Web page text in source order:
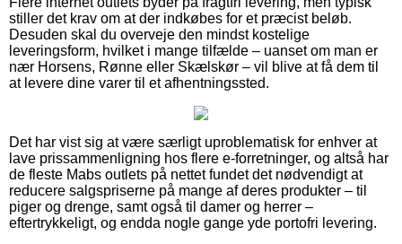
stiller det krav om at der indkøbes for et præcist beløb.
Desuden skal du overveje den mindst kostelige
leveringsform, hvilket i mange tilfælde – uanset om man er
nær Horsens, Rønne eller Skælskør – vil blive at få dem til
at levere dine varer til et afhentningssted.
Det har vist sig at være særligt uproblematisk for enhver at
lave prissammenligning hos flere e-forretninger, og altså har
de fleste Mabs outlets på nettet fundet det nødvendigt at
reducere salgspriserne på mange af deres produkter – til
piger og drenge, samt også til damer og herrer –
eftertrykkeligt, og endda nogle gange yde portofri levering.